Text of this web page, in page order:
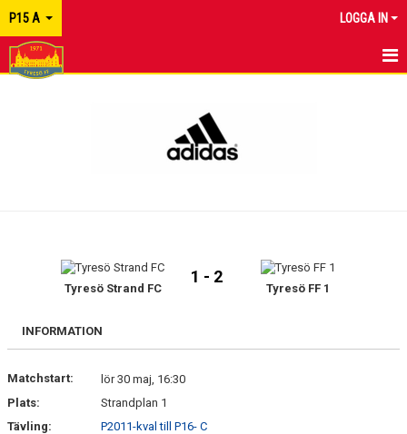
P15 A LOGGA IN
Tyresö Strand FC
1 - 2
Tyresö FF 1
INFORMATION
Matchstart:
lör 30 maj, 16:30
Plats:
Strandplan 1
Tävling:
P2011-kval till P16- C